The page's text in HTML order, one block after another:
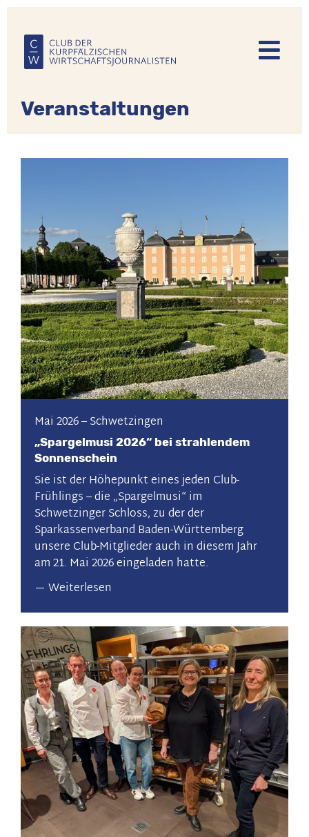
zum
Inhalt
Veranstaltungen
Mai 2026–Schwetzingen
„Spargelmusi 2026“ bei strahlendem
Sonnenschein
Sie ist der Höhepunkt eines jeden Club-
Frühlings – die „Spargelmusi“ im
Schwetzinger Schloss, zu der der
Sparkassenverband Baden-Württemberg
unsere Club-Mitglieder auch in diesem Jahr
am 21. Mai 2026 eingeladen hatte.
Weiterlesen
„Spargelmusi
2026“
bei
strahlendem
Sonnenschein